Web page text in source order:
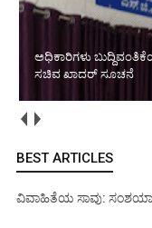
ಅಧಿಕಾರಿಗಳು
ಸಚಿವ ಖಾದರ್ ಸೂಚನೆ
BEST ARTICLES
ವಿವಾಹಿತೆಯ ಸಾವು: